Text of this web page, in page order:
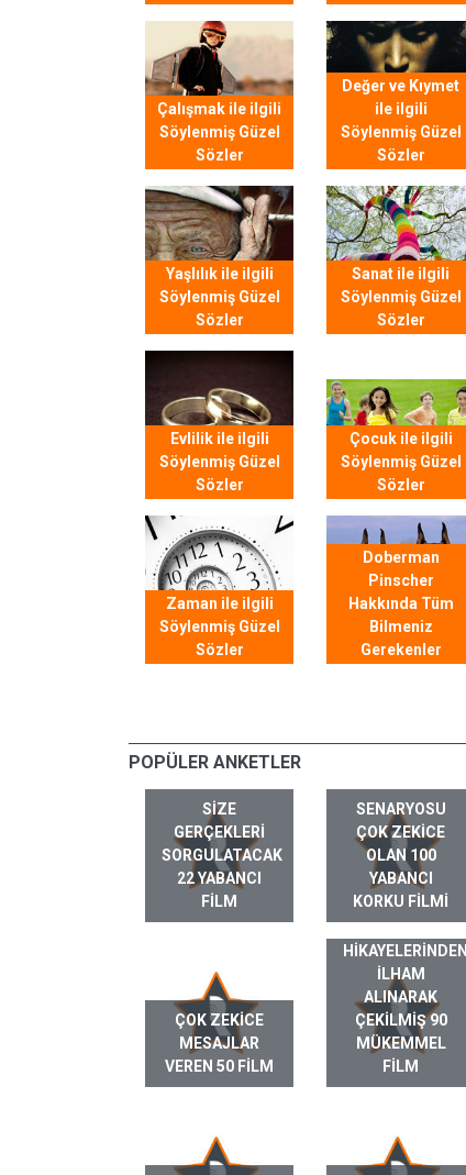
Çalışmak ile ilgili
Söylenmiş Güzel
Sözler
Değer ve Kıymet
ile ilgili
Söylenmiş Güzel
Sözler
Yaşlılık ile ilgili
Söylenmiş Güzel
Sözler
Sanat ile ilgili
Söylenmiş Güzel
Sözler
Evlilik ile ilgili
Söylenmiş Güzel
Sözler
Çocuk ile ilgili
Söylenmiş Güzel
Sözler
Zaman ile ilgili
Söylenmiş Güzel
Sözler
Doberman
Pinscher
Hakkında Tüm
Bilmeniz
Gerekenler
POPÜLER ANKETLER
SIZE
GERÇEKLERI
SORGULATACAK
22 YABANCI
FILM
SENARYOSU
ÇOK ZEKICE
OLAN 100
YABANCI
KORKU FILMI
ÇOK ZEKICE
MESAJLAR
VEREN 50 FILM
GERÇEK HAYAT
HIKAYELERINDEN
ILHAM
ALINARAK
ÇEKILMIŞ 90
MÜKEMMEL
FILM